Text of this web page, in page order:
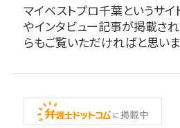
マイベストプロ千葉というサイ
やインタビュー記事が掲載され
らもご覧いただければと思いま